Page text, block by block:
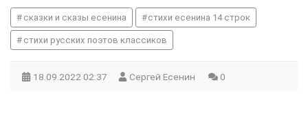
сказки и сказы есенина стихи есенина 14 строк
стихи русских поэтов классиков
18.09.2022 02:37 Сергей Есенин 0